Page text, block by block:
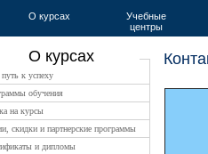
О курсах
Учебные
центры
О курсах
к успеху
обучения
на курсы
скидки и партнерские программы
и дипломы